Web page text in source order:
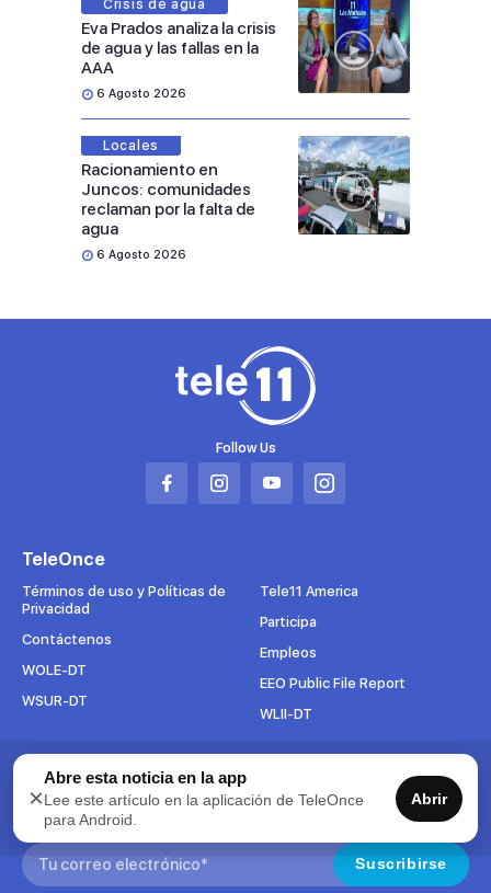
Crisis de agua
Eva Prados analiza la crisis
de agua y las fallas en la
AAA
6 Agosto 2026
Locales
Racionamiento en
Juncos: comunidades
reclaman por la falta de
agua
6 Agosto 2026
Follow Us
Abrir
pestaña
Abrir
pestaña
Abrir
pestaña
Abrir
pestaña
TeleOnce
Términos de uso y Políticas de
Privacidad
Contáctenos
WOLE-DT
WSUR-DT
Tele11 America
Participa
Empleos
EEO Public File Report
WLII-DT
Suscríbete al boletín
Para mantenerse al tanto de todo lo que pasa en TeleOnce,
suscríbase ahora a nuestros boletines.
Search: Suscribirse
×
Abre esta noticia en la app
Lee este artículo en la aplicación de TeleOnce
para Android.
Abrir